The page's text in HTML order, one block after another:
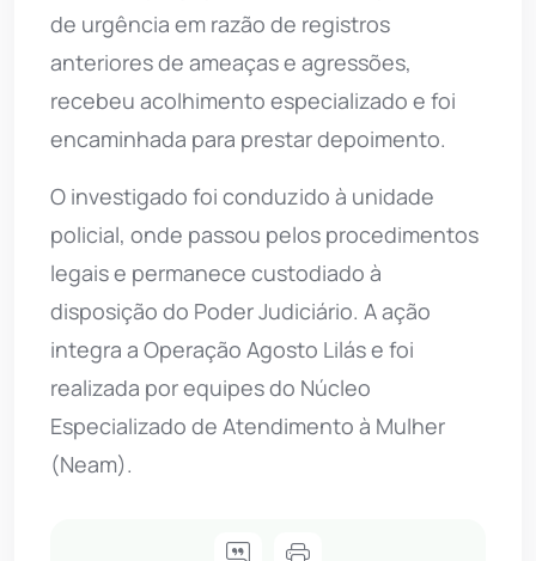
de urgência em razão de registros
anteriores de ameaças e agressões,
recebeu acolhimento especializado e foi
encaminhada para prestar depoimento.
O investigado foi conduzido à unidade
policial, onde passou pelos procedimentos
legais e permanece custodiado à
disposição do Poder Judiciário. A ação
integra a Operação Agosto Lilás e foi
realizada por equipes do Núcleo
Especializado de Atendimento à Mulher
(Neam).